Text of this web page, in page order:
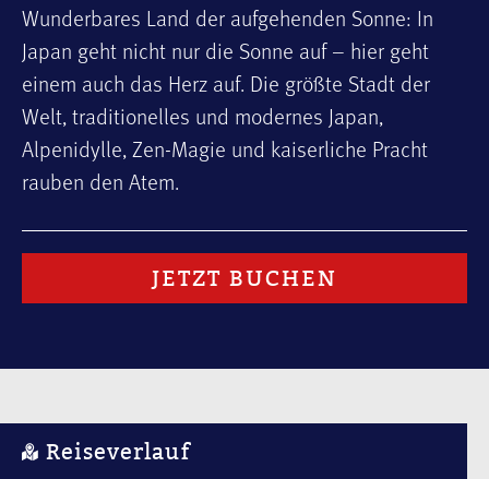
Wunderbares Land der aufgehenden Sonne: In
Japan geht nicht nur die Sonne auf – hier geht
einem auch das Herz auf. Die größte Stadt der
Welt, traditionelles und modernes Japan,
Alpenidylle, Zen-Magie und kaiserliche Pracht
rauben den Atem.
JETZT BUCHEN
Reiseverlauf